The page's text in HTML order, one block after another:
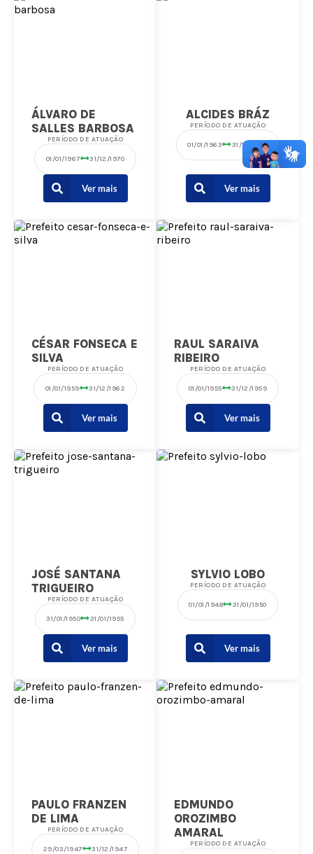
ÁLVARO DE
SALLES BARBOSA
PERÍODO DE ATUAÇÃO
01/01/1967 31/12/1970
Ver mais
ALCIDES BRÁZ
PERÍODO DE ATUAÇÃO
01/01/1963 31/12/1966
Ver mais
CÉSAR FONSECA E
SILVA
PERÍODO DE ATUAÇÃO
01/01/1959 31/12/1962
Ver mais
RAUL SARAIVA
RIBEIRO
PERÍODO DE ATUAÇÃO
01/01/1955 31/12/1959
Ver mais
JOSÉ SANTANA
TRIGUEIRO
PERÍODO DE ATUAÇÃO
31/01/1950 31/01/1955
Ver mais
SYLVIO LOBO
PERÍODO DE ATUAÇÃO
01/01/1948 31/01/1950
Ver mais
PAULO FRANZEN
DE LIMA
PERÍODO DE ATUAÇÃO
29/03/1947 31/12/1947
EDMUNDO
OROZIMBO
AMARAL
PERÍODO DE ATUAÇÃO